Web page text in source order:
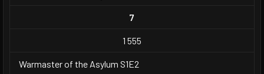
7
1 555
Warmaster of the Asylum S1E2